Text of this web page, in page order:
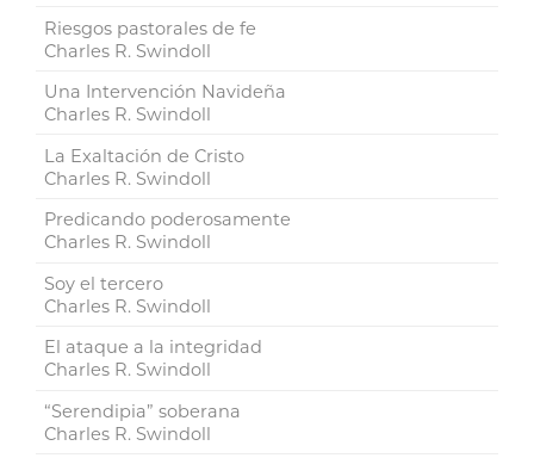
Riesgos pastorales de fe
Charles R. Swindoll
Una Intervención Navideña
Charles R. Swindoll
La Exaltación de Cristo
Charles R. Swindoll
Predicando poderosamente
Charles R. Swindoll
Soy el tercero
Charles R. Swindoll
El ataque a la integridad
Charles R. Swindoll
“Serendipia” soberana
Charles R. Swindoll